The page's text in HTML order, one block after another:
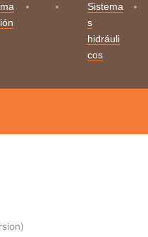
Sistema
s
hidráuli
cos